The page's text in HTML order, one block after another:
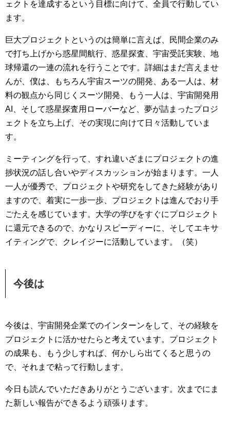
ェクトを達成するという目標に向けて、全員で行動してい
ます。
巨大プロジェクトというのは簡単に言えば、民間企業のみ
で打ち上げから惑星間航行、惑星探査、宇宙受託実験、地
球帰還の一連の流れを行うことです。詳細はまだ言えませ
んが、僕は、もちろん宇宙スーツの開発、ある一人は、材
料の観点から同じくスーツ開発、もう一人は、宇宙開発用
AI、そして惑星探査用ローバーなど、夢が詰まったプロジ
ェクトを立ち上げ、その実現に向けて日々活動していま
す。
ミーティングを行って、すれ違いざまにプロジェクトの進
捗状況の話し合いやディスカッションが始まります。一人
一人が優秀で、プロジェクトや研究をしてきた経験があり
ますので、着実に一歩一歩、プロジェクトは進んでおり手
ごたえを感じています。大学の学びをすぐにプロジェクト
に還元できるので、かなりスピーディーに、そしてエキサ
イティングで、クレイジーに活動しています。（笑）
今後は
今後は、宇宙開発企業でのインターンをして、その経験を
プロジェクトに活かせたらと考えています。プロジェクト
の成果も、もう少しすれば、何かしら出てくると思うの
で、それまで粘って行動します。
今日も読んでいただきありがとうございます。次までにま
た新しい報告ができるよう頑張ります。